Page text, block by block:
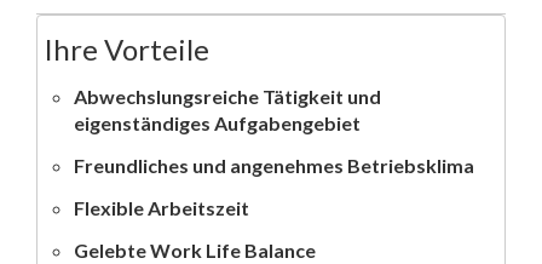
Ihre Vorteile
Abwechslungsreiche Tätigkeit und
eigenständiges Aufgabengebiet
Freundliches und angenehmes Betriebsklima
Flexible Arbeitszeit
Gelebte Work Life Balance